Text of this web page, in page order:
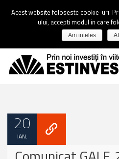
20
IAN.
Acest website foloseste cookie-uri.
ului, accepti modul in care
Am inteles